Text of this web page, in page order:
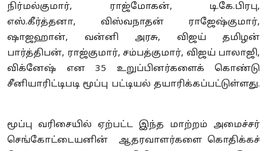
நிர்மல்குமார், ராஜ்மோகன், டி.கே.பிரபு,
எஸ்.கீர்த்தனா, விஸ்வநாதன் ராஜேஷ்குமார்,
ஷாஜஹான், வன்னி அரசு, விஜய் தமிழன்
பார்த்திபன், ராஜ்குமார், சம்பத்குமார், விஜய் பாலாஜி,
விக்னேஷ் என 35 உறுப்பினர்களைக் கொண்டு
சீனியாரிட்டிபடி மூப்பு பட்டியல் தயாரிக்கப்பட்டுள்ளது.
மூப்பு வரிசையில் ஏற்பட்ட இந்த மாற்றம் அமைச்சர்
செங்கோட்டையனின் ஆதரவாளர்களை கொதிக்கச்